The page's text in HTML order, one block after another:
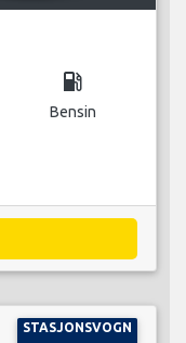
local_gas_station
Bensin
STASJONSVOGN